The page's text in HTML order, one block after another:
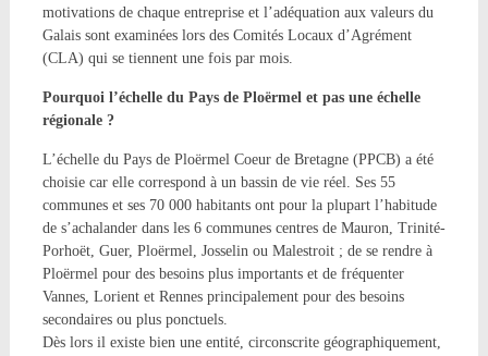
motivations de chaque entreprise et l’adéquation aux valeurs du
Galais sont examinées lors des Comités Locaux d’Agrément
(CLA) qui se tiennent une fois par mois.
Pourquoi l’échelle du Pays de Ploërmel et pas une échelle
régionale ?
L’échelle du Pays de Ploërmel Coeur de Bretagne (PPCB) a été
choisie car elle correspond à un bassin de vie réel. Ses 55
communes et ses 70 000 habitants ont pour la plupart l’habitude
de s’achalander dans les 6 communes centres de Mauron, Trinité-
Porhoët, Guer, Ploërmel, Josselin ou Malestroit ; de se rendre à
Ploërmel pour des besoins plus importants et de fréquenter
Vannes, Lorient et Rennes principalement pour des besoins
secondaires ou plus ponctuels.
Dès lors il existe bien une entité, circonscrite géographiquement,